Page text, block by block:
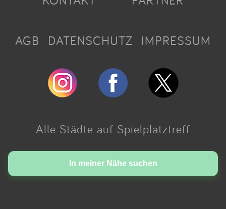
In meiner Nähe suchen
AGB DATENSCHUTZ IMPRESSUM
Alle Städte auf Spielplatztreff
Made with love in Cologne.